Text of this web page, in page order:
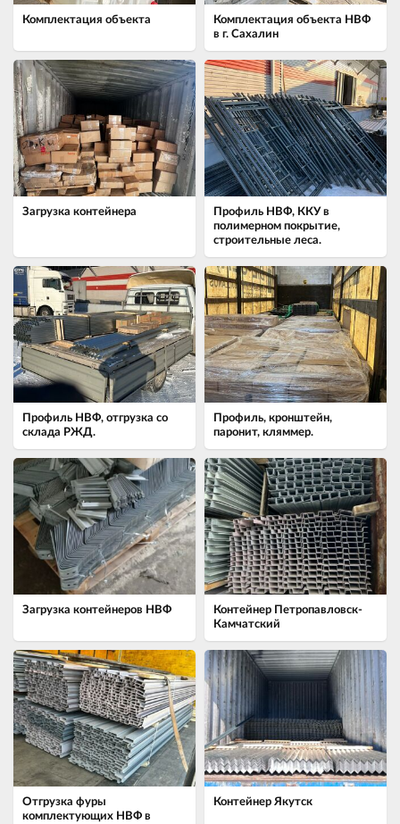
Комплектация объекта
Комплектация объекта НВФ
в г. Сахалин
Загрузка контейнера
Профиль НВФ, ККУ в
полимерном покрытие,
строительные леса.
Профиль НВФ, отгрузка со
склада РЖД.
Профиль, кронштейн,
паронит, кляммер.
Загрузка контейнеров НВФ
Контейнер Петропавловск-
Камчатский
Отгрузка фуры
комплектующих НВФ в
Контейнер Якутск